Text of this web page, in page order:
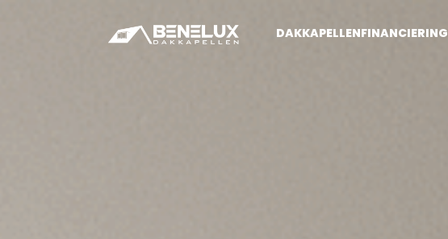
DAKKAPELLENFINANCIERING